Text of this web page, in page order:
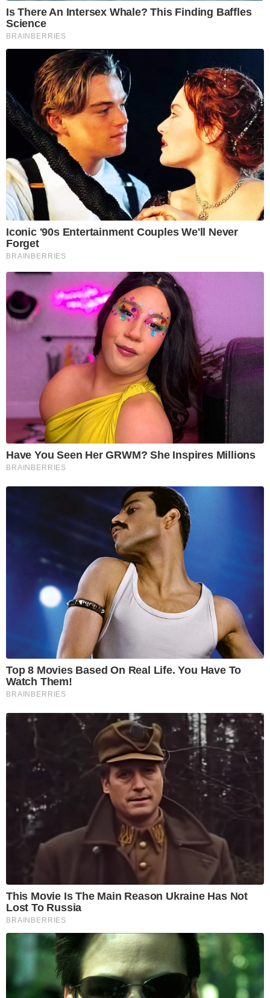
Is There An Intersex Whale? This Finding Baffles
Science
BRAINBERRIES
Iconic '90s Entertainment Couples We'll Never
Forget
BRAINBERRIES
Have You Seen Her GRWM? She Inspires Millions
BRAINBERRIES
Top 8 Movies Based On Real Life. You Have To
Watch Them!
BRAINBERRIES
This Movie Is The Main Reason Ukraine Has Not
Lost To Russia
BRAINBERRIES